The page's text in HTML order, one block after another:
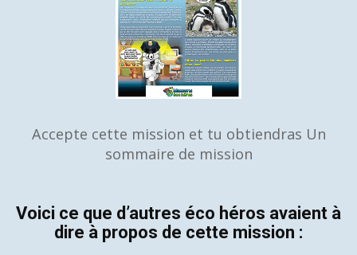
Accepte cette mission et tu obtiendras Un
sommaire de mission
Voici ce que d’autres éco héros avaient à
dire à propos de cette mission :